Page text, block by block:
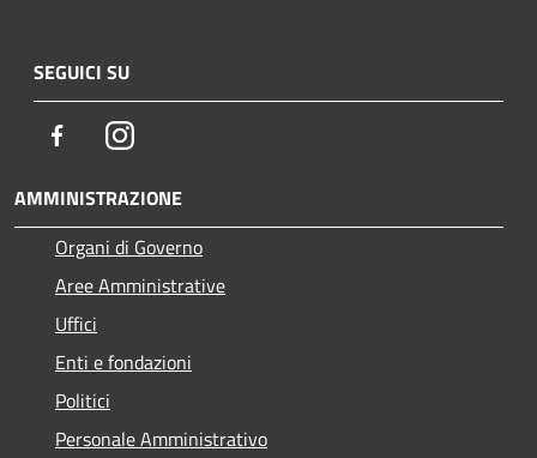
SEGUICI SU
FacebookInstagram
AMMINISTRAZIONE
Organi di Governo
Aree Amministrative
Uffici
Enti e fondazioni
Politici
Personale Amministrativo